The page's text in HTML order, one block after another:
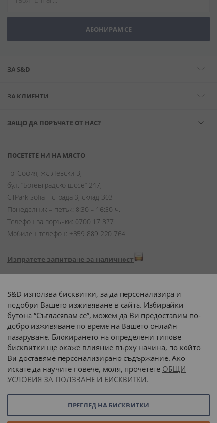
АБОНИРАМ СЕ
ЗА S&D
ЗА КЛИЕНТИ
ЗАЩО ДА ПОРЪЧАТЕ ОТ НАС?
ПОСЕТЕТЕ НИ НА МЯСТО
гр. София, жк. Левски В,
бул. “Ботевградско шосе” 247,
CTPark Sofia – сграда 3, склад 303
Понеделник – петък: 8:30 – 16:30 ч.
Телефон за поръчки: 0700 17 377
Мобилен телефон: +359 889 220 764
Изпратете запитване за наличност
Начини на плащане:
Доставка до адрес с:
или
наш транспорт
S&D използва бисквитки, за да персонализира и
подобри Вашето изживяване в сайта. Избирайки
бутона “Съгласявам се”, можем да Ви предоставим по-
добро изживяване по време на Вашето онлайн
пазаруване. Блокирането на определени типове
бисквитки ще окаже влияние върху начина, по който
Ви доставяме персонализирано съдържание. Ако
искате да научите повече, моля, прочетете ОБЩИ
УСЛОВИЯ ЗА ПОЛЗВАНЕ И БИСКВИТКИ.
ПРЕГЛЕД НА БИСКВИТКИ